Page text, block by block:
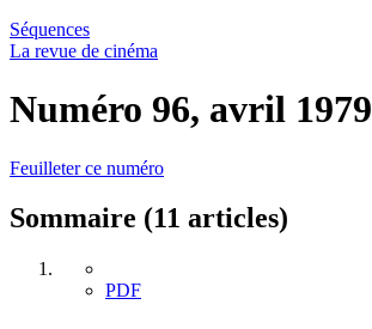
Séquences
La revue de cinéma
Numéro 96, avril 1979
Feuilleter ce numéro
Sommaire (11 articles)
PDF